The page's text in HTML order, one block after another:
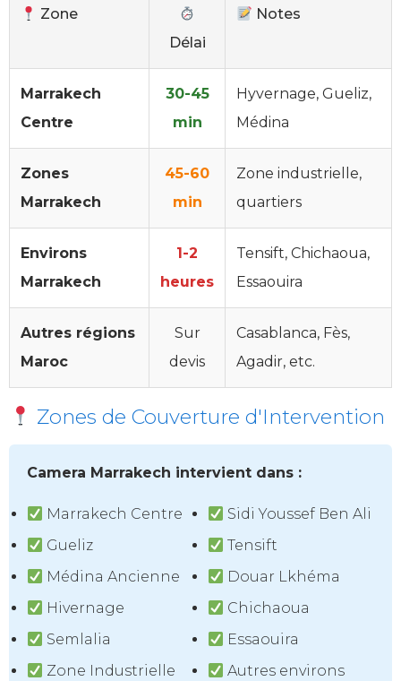
Zone
Délai
Notes
Marrakech
Centre
30-45
min
Hyvernage, Gueliz,
Médina
Zones
Marrakech
45-60
min
Zone industrielle,
quartiers
Environs
Marrakech
1-2
heures
Tensift, Chichaoua,
Essaouira
Autres régions
Maroc
Sur
devis
Casablanca, Fès,
Agadir, etc.
Zones de Couverture d'Intervention
Camera Marrakech intervient dans :
Marrakech Centre
Gueliz
Médina Ancienne
Hivernage
Semlalia
Zone Industrielle
Sidi Youssef Ben Ali
Tensift
Douar Lkhéma
Chichaoua
Essaouira
Autres environs